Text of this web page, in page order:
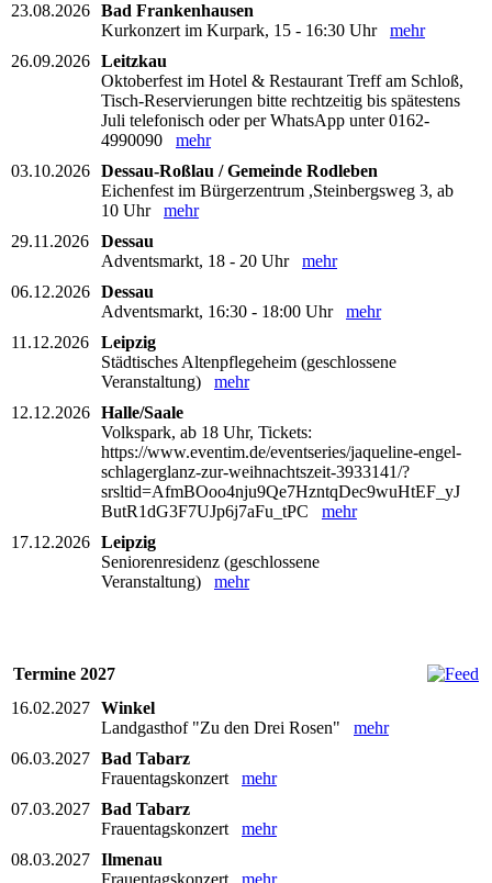
23.08.2026 Bad Frankenhausen
Kurkonzert im Kurpark, 15 - 16:30 Uhr mehr
26.09.2026 Leitzkau
Oktoberfest im Hotel & Restaurant Treff am Schloß,
Tisch-Reservierungen bitte rechtzeitig bis spätestens
Juli telefonisch oder per WhatsApp unter 0162-
4990090 mehr
03.10.2026 Dessau-Roßlau / Gemeinde Rodleben
Eichenfest im Bürgerzentrum ,Steinbergsweg 3, ab
10 Uhr mehr
29.11.2026
Dessau
Adventsmarkt, 18 - 20 Uhr mehr
06.12.2026 Dessau
Adventsmarkt, 16:30 - 18:00 Uhr mehr
11.12.2026
Leipzig
Städtisches Altenpflegeheim (geschlossene
Veranstaltung) mehr
12.12.2026 Halle/Saale
Volkspark, ab 18 Uhr, Tickets:
https://www.eventim.de/eventseries/jaqueline-engel-
schlagerglanz-zur-weihnachtszeit-3933141/?
srsltid=AfmBOoo4nju9Qe7HzntqDec9wuHtEF_yJ
ButR1dG3F7UJp6j7aFu_tPC mehr
17.12.2026 Leipzig
Seniorenresidenz (geschlossene
Veranstaltung) mehr
Termine 2027
16.02.2027 Winkel
Landgasthof "Zu den Drei Rosen" mehr
06.03.2027 Bad Tabarz
Frauentagskonzert mehr
07.03.2027 Bad Tabarz
Frauentagskonzert mehr
08.03.2027 Ilmenau